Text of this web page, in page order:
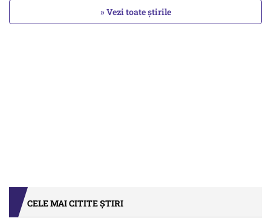
» Vezi toate știrile
CELE MAI CITITE ȘTIRI